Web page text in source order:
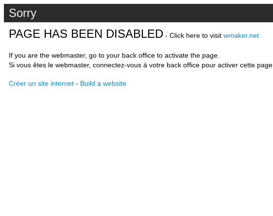
Sorry
PAGE HAS BEEN DISABLED - Click here to visit wmaker.net
If you are the webmaster, go to your back office to activate the page.
Si vous êtes le webmaster, connectez-vous à votre back office pour activer cette page.
Créer un site internet - Build a website